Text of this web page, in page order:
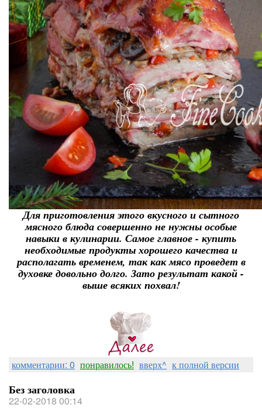
Для приготовления этого вкусного и сытного
мясного блюда совершенно не нужны особые
навыки в кулинарии. Самое главное - купить
необходимые продукты хорошего качества и
располагать временем, так как мясо проведет в
духовке довольно долго. Зато результат какой -
выше всяких похвал!
комментарии: 0 понравилось! вверх^ к полной версии
Без заголовка
22-02-2018 00:14